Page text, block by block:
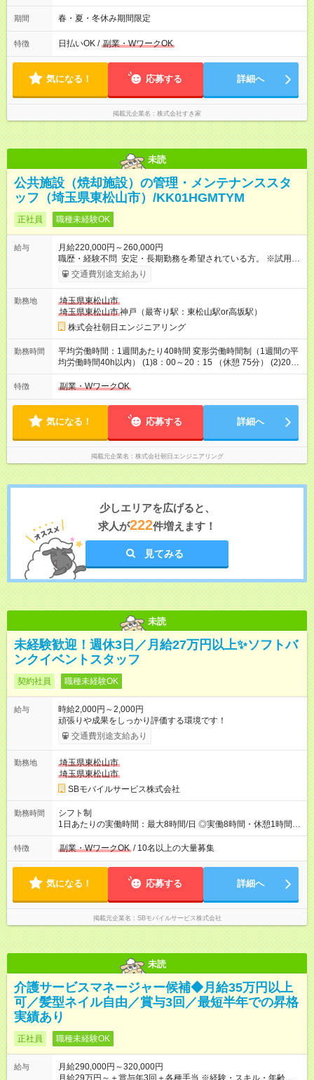
2h～OK ＜シフト例＞ 〇朝帯 5:00-9:00 〇昼帯 9:00-14:00 〇午
後帯 14:00-18:00 〇夜帯 18:00-22:00 〇深夜帯 22:00-翌5:00 基
ます♪
期間 春・夏・冬休み期間限定
特徴 日払いOK / 副業・WワークOK
気になる！ 応募する 詳細へ
掲載元企業名 株式会社すき家
未読
公共施設（焼却施設）の管理・メンテナンススタ
ッフ（埼玉県東松山市）/KK01HGMTYM
正社員 職種未経験OK
給与
月給220,000円～260,000円
職歴・経験不問 安定・長期勤務を希望されている方。 ※試用期
間は3ヶ月で、その間の雇用形態は正社員です。そのほかの条件
に変更はありません。 【試用期間】試用期間あり 試用期間の長
交通費別途支給あり
勤務地
埼玉県東松山市
埼玉県東松山市神戸（最寄り駅：東松山駅or高坂駅）
株式会社朝日エンジニアリング
勤務時間
平均労働時間：1週間あたり40時間 変形労働時間制（1週間の平
均労働時間40h以内） (1)8：00～20：15 （休憩 75分） (2)20：
00～8：15 （休憩 75分） 日勤→夜勤→明け休み→公休の4日サ
イクル 4勤2休制 平均労働時間：1週間あたり40時間 変形労働時
憩 75分） (2)20：00～8：15 （休憩 75分） 日勤→夜勤→明け休
み→公休の4日サイクル 4勤2休制
特徴 副業・WワークOK
気になる！ 応募する 詳細へ
掲載元企業名 株式会社朝日エンジニアリング
少しエリアを広げると、
求人が222件増えます！
見てみる
未読
未経験歓迎！週休3日／月給27万円以上✨ソフトバ
ンクイベントスタッフ
契約社員 職種未経験OK
給与
時給2,000円～2,000円
頑張りや成果をしっかり評価する環境です！
交通費別途支給あり
勤務地
埼玉県東松山市
埼玉県東松山市
SBモバイルサービス株式会社
勤務時間
シフト制
1日あたりの実働時間：最大8時間/日 ◎実働8時間・休憩1時間 ◎
残業は月平均5時間程度です
特徴 副業・WワークOK / 10名以上の大量募集
気になる！ 応募する 詳細へ
掲載元企業名 SBモバイルサービス株式会社
未読
介護サービスマネージャー候補◆月給35万円以上
可／髪型ネイル自由／賞与3回／最短半年での昇格
実績あり
正社員 職種未経験OK
給与
月給290,000円～320,000円
月給29万円～＋賞与年3回＋各種手当 ※経験・スキル・年齢を考